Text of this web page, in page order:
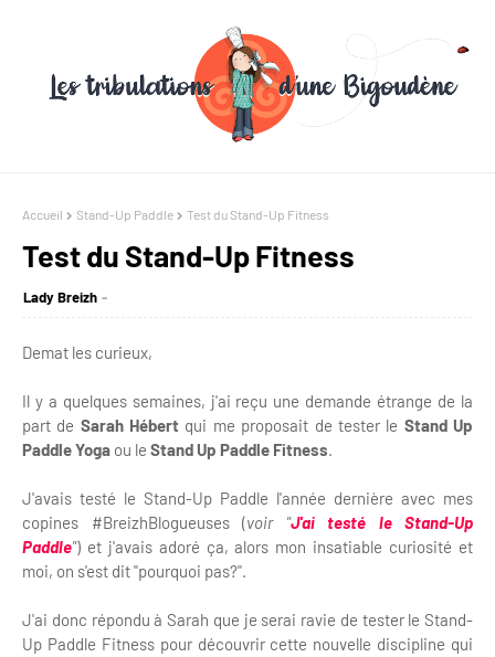
Accueil Stand-Up Paddle Test du Stand-Up Fitness
Test du Stand-Up Fitness
Lady Breizh
Demat les curieux,
Il y a quelques semaines, j'ai reçu une demande étrange de la
part de Sarah Hébert qui me proposait de tester le Stand Up
Paddle Yoga ou le Stand Up Paddle Fitness.
J'avais testé le Stand-Up Paddle l'année dernière avec mes
copines #BreizhBlogueuses (voir "J'ai testé le Stand-Up
Paddle") et j'avais adoré ça, alors mon insatiable curiosité et
moi, on s'est dit "pourquoi pas?".
J'ai donc répondu à Sarah que je serai ravie de tester le Stand-
Up Paddle Fitness pour découvrir cette nouvelle discipline qui